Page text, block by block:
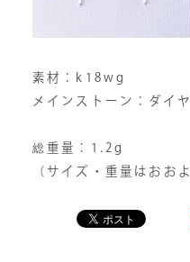
素材：k18wg
メインストーン：ダ
総重量：1.2g
（サイズ・重量はおお